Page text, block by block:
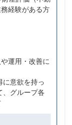
経験がある方
運用・改善に
に意欲を持っ
、グループ各